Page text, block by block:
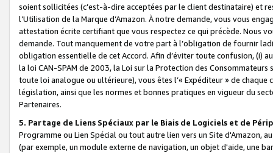
soient sollicitées (c’est-à-dire acceptées par le client destinataire) et
l’Utilisation de la Marque d’Amazon. À notre demande, vous vous
attestation écrite certifiant que vous respectez ce qui précède. Nous
demande. Tout manquement de votre part à l’obligation de fournir
obligation essentielle de cet Accord. Afin d’éviter toute confusion, (i)
la loi CAN-SPAM de 2003, la Loi sur la Protection des
toute loi analogue ou ultérieure), vous êtes l’« Expéditeur » de
législation, ainsi que les normes et bonnes pratiques en vigueur du
Partenaires.
5. Partage de Liens Spéciaux par le Biais de Logiciels et de
Programme ou Lien Spécial ou tout autre lien vers un Site d'Amazon,
(par exemple, un module externe de navigation, un objet d'aide, une